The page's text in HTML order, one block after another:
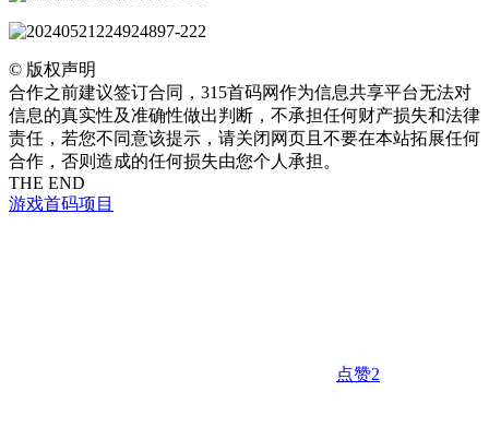
© 版权声明
合作之前建议签订合同，315首码网作为信息共享平台无法对
信息的真实性及准确性做出判断，不承担任何财产损失和法律
责任，若您不同意该提示，请关闭网页且不要在本站拓展任何
合作，否则造成的任何损失由您个人承担。
THE END
游戏首码项目
点赞2